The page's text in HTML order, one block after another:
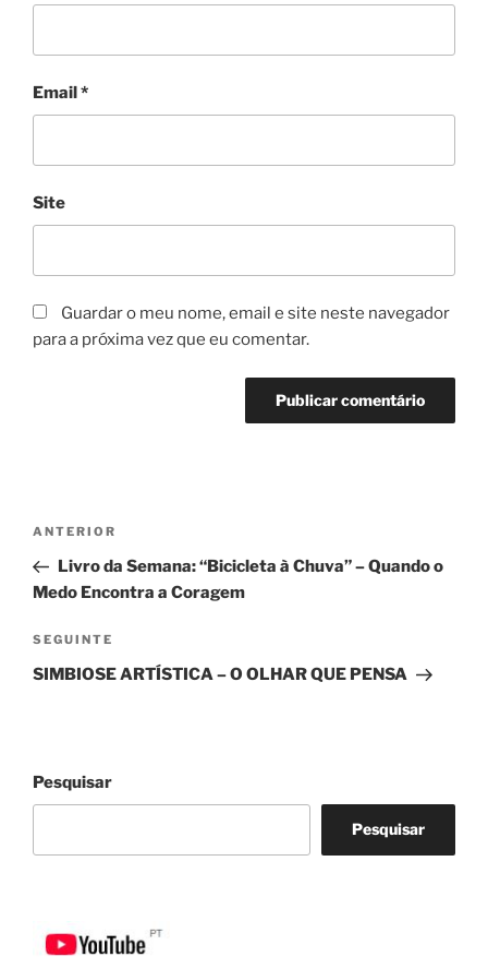
Email *
Site
Guardar o meu nome, email e site neste navegador
para a próxima vez que eu comentar.
Navegação
artigos
Conteúdo
anterior
ANTERIOR
Livro da Semana: “Bicicleta à Chuva” – Quando o
Medo Encontra a Coragem
Conteúdo
seguinte
SEGUINTE
SIMBIOSE ARTÍSTICA – O OLHAR QUE PENSA
Pesquisar
Pesquisar